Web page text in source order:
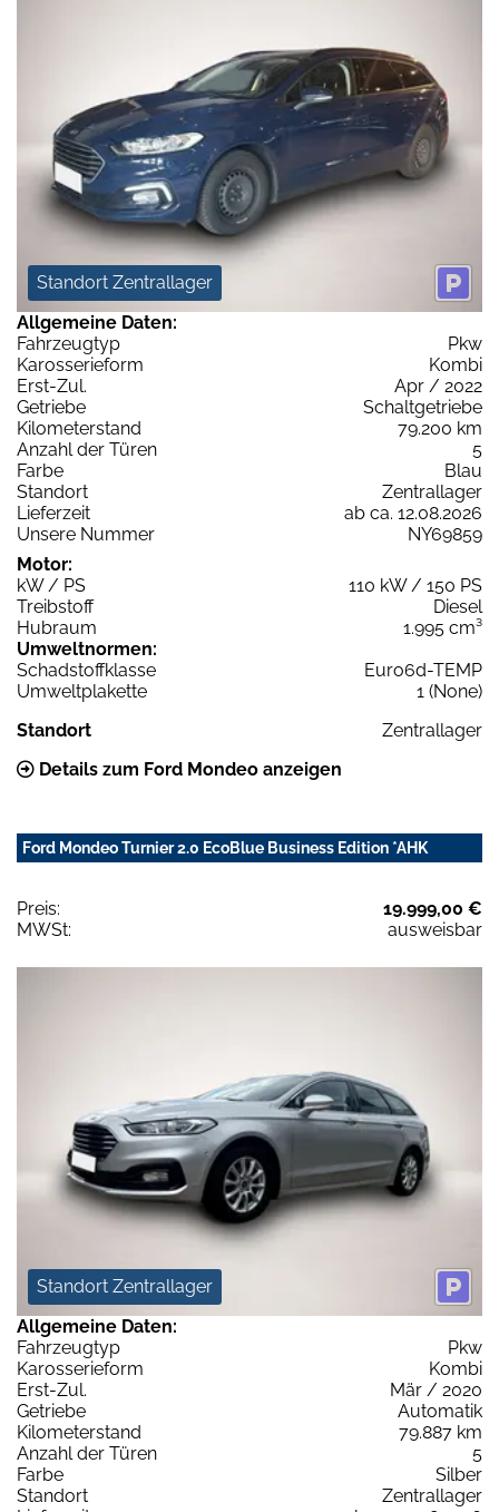
Standort Zentrallager
Allgemeine Daten:
Fahrzeugtyp
Pkw
Karosserieform
Kombi
Erst-Zul.
Apr / 2022
Getriebe
Schaltgetriebe
Kilometerstand
79.200 km
Anzahl der Türen
5
Farbe
Blau
Standort
Zentrallager
Lieferzeit
ab ca. 12.08.2026
Unsere Nummer
NY69859
Motor:
kW / PS
110 kW / 150 PS
Treibstoff
Diesel
Hubraum
1.995 cm³
Umweltnormen:
Schadstoffklasse
Euro6d-TEMP
Umweltplakette
1 (None)
Standort
Zentrallager
Details zum Ford Mondeo anzeigen
Ford Mondeo Turnier 2.0 EcoBlue Business Edition *AHK
Preis:
19.999,00 €
MWSt:
ausweisbar
Standort Zentrallager
Allgemeine Daten:
Fahrzeugtyp
Pkw
Karosserieform
Kombi
Erst-Zul.
Mär / 2020
Getriebe
Automatik
Kilometerstand
79.887 km
Anzahl der Türen
5
Farbe
Silber
Standort
Zentrallager